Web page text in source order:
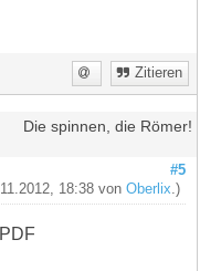
Zitieren
Die spinnen, die Römer!
#5
18:38 vonOberlix .)